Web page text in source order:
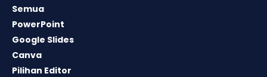
Semua
PowerPoint
Google Slides
Canva
Pilihan Editor